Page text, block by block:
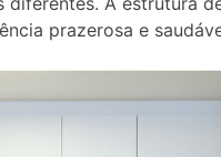
prazerosa e